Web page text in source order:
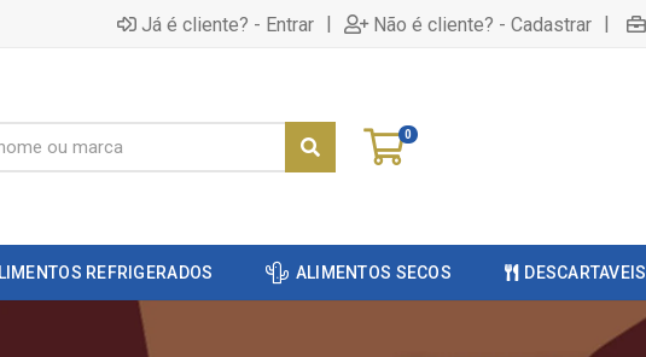
Já é cliente? - Entrar | Não é cliente? - Cadastrar |
0
REFRIGERADOS ALIMENTOS SECOS DESCARTAVEIS